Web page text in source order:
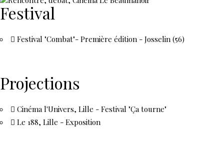
Festival
Festival "Combat"- Première édition - Josselin (56)
Projections
Cinéma l'Univers, Lille - Festival "Ça tourne"
Le 188, Lille - Exposition